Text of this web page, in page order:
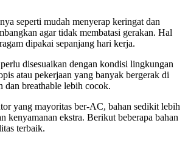
seperti mudah menyerap keringat dan
agar tidak membatasi gerakan. Hal
dipakai sepanjang hari kerja.
disesuaikan dengan kondisi lingkungan
atau pekerjaan yang banyak bergerak di
dan breathable lebih cocok.
yang mayoritas ber-AC, bahan sedikit lebih
kenyamanan ekstra. Berikut beberapa bahan
terbaik.